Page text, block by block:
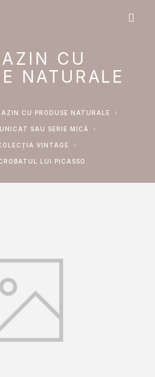
CU
NATURALE
CU PRODUSE NATURALE
SAU SERIE MICĂ
VINTAGE
LUI PICASSO